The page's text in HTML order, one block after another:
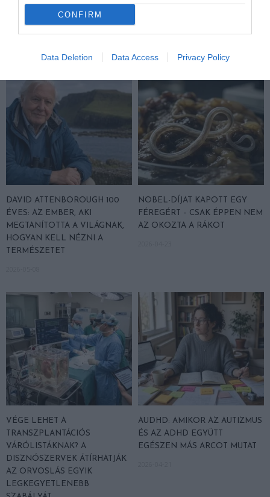
CONFIRM
Data Deletion Data Access Privacy Policy
TEXTILJEI ÚJRA ÖSSZEÁLLTAK:
A RUHA, AMELY TÚLÉLTE A
POMPEJIBEN: LEHET, HOGY
DAVID ATTENBOROUGH 100
ÉVES: AZ EMBER, AKI
MEGTANÍTOTTA A VILÁGNAK,
HOGYAN KELL NÉZNI A
TERMÉSZETET
NOBEL-DÍJAT KAPOTT EGY
FÉREGÉRT – CSAK ÉPPEN NEM
AZ OKOZTA A RÁKOT
VÉGE LEHET A
TRANSZPLANTÁCIÓS
VÁRÓLISTÁKNAK? A
DISZNÓSZERVEK ÁTÍRHATJÁK
AZ ORVOSLÁS EGYIK
LEGKEGYETLENEBB
AUDHD: AMIKOR AZ AUTIZMUS
ÉS AZ ADHD EGYÜTT
EGÉSZEN MÁS ARCOT MUTAT